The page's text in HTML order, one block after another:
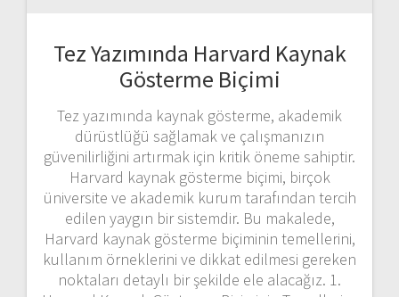
Tez Yazımında Harvard Kaynak
Gösterme Biçimi
Tez yazımında kaynak gösterme, akademik
dürüstlüğü sağlamak ve çalışmanızın
güvenilirliğini artırmak için kritik öneme sahiptir.
Harvard kaynak gösterme biçimi, birçok
üniversite ve akademik kurum tarafından tercih
edilen yaygın bir sistemdir. Bu makalede,
Harvard kaynak gösterme biçiminin temellerini,
kullanım örneklerini ve dikkat edilmesi gereken
noktaları detaylı bir şekilde ele alacağız. 1.